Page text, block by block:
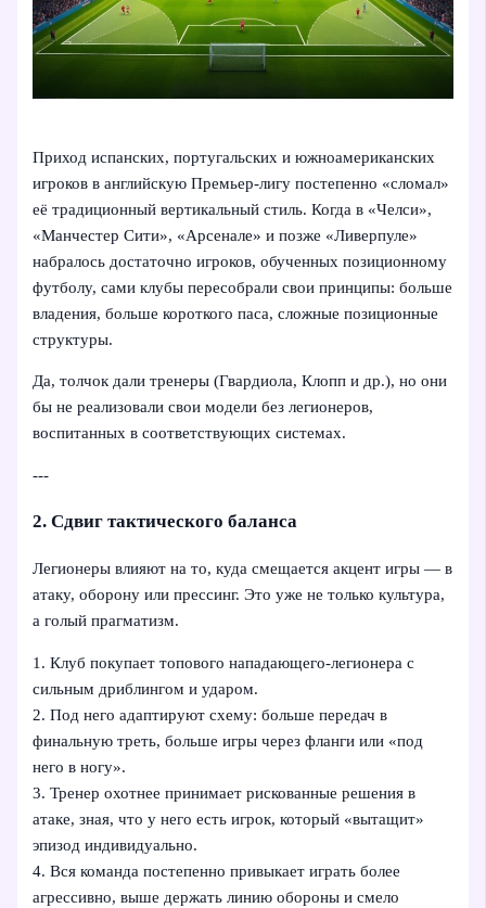
Приход испанских, португальских и южноамериканских
игроков в английскую Премьер-лигу постепенно «сломал»
её традиционный вертикальный стиль. Когда в «Челси»,
«Манчестер Сити», «Арсенале» и позже «Ливерпуле»
набралось достаточно игроков, обученных позиционному
футболу, сами клубы пересобрали свои принципы: больше
владения, больше короткого паса, сложные позиционные
структуры.
Да, толчок дали тренеры (Гвардиола, Клопп и др.), но они
бы не реализовали свои модели без легионеров,
воспитанных в соответствующих системах.
---
2. Сдвиг тактического баланса
Легионеры влияют на то, куда смещается акцент игры — в
атаку, оборону или прессинг. Это уже не только культура,
а голый прагматизм.
1. Клуб покупает топового нападающего-легионера с
сильным дриблингом и ударом.
2. Под него адаптируют схему: больше передач в
финальную треть, больше игры через фланги или «под
него в ногу».
3. Тренер охотнее принимает рискованные решения в
атаке, зная, что у него есть игрок, который «вытащит»
эпизод индивидуально.
4. Вся команда постепенно привыкает играть более
агрессивно, выше держать линию обороны и смело